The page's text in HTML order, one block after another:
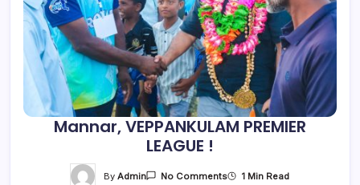
Mannar, VEPPANKULAM PREMIER
LEAGUE !
ByAdmin No CommentsOn 1 Min Read